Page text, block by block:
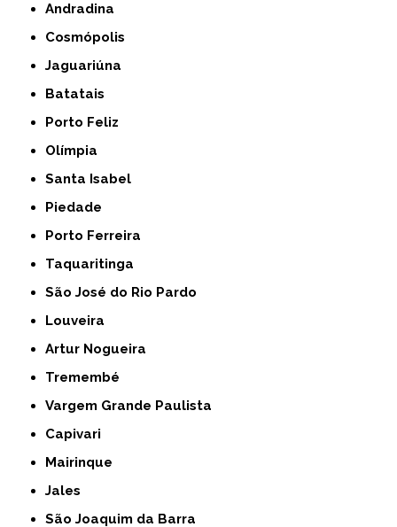
Andradina
Cosmópolis
Jaguariúna
Batatais
Porto Feliz
Olímpia
Santa Isabel
Piedade
Porto Ferreira
Taquaritinga
São José do Rio Pardo
Louveira
Artur Nogueira
Tremembé
Vargem Grande Paulista
Capivari
Mairinque
Jales
São Joaquim da Barra